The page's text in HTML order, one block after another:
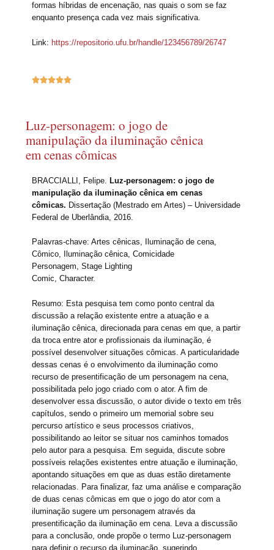
formas híbridas de encenação, nas quais o som se faz
enquanto presença cada vez mais significativa.
Link: https://repositorio.ufu.br/handle/123456789/26747

Luz-personagem: o jogo de
manipulação da iluminação cênica
em cenas cômicas
BRACCIALLI, Felipe. Luz-personagem: o jogo de
manipulação da iluminação cênica em cenas
cômicas. Dissertação (Mestrado em Artes) – Universidade
Federal de Uberlândia, 2016.
Palavras-chave: Artes cênicas, Iluminação de cena,
Cômico, Iluminação cênica, Comicidade
Personagem, Stage Lighting
Comic, Character.
Resumo: Esta pesquisa tem como ponto central da
discussão a relação existente entre a atuação e a
iluminação cênica, direcionada para cenas em que, a partir
da troca entre ator e profissionais da iluminação, é
possível desenvolver situações cômicas. A particularidade
dessas cenas é o envolvimento da iluminação como
recurso de presentificação de um personagem na cena,
possibilitada pelo jogo criado com o ator. A fim de
desenvolver essa discussão, o autor divide o texto em três
capítulos, sendo o primeiro um memorial sobre seu
percurso artístico e seus processos criativos,
possibilitando ao leitor se situar nos caminhos tomados
pelo autor para a pesquisa. Em seguida, discute sobre
possíveis relações existentes entre atuação e iluminação,
apontando situações em que as duas estão diretamente
relacionadas. Para finalizar, faz uma análise e comparação
de duas cenas cômicas em que o jogo do ator com a
iluminação sugere um personagem através da
presentificação da iluminação em cena. Leva a discussão
para a conclusão, onde propõe o termo Luz-personagem
para definir o recurso da iluminação, sugerindo